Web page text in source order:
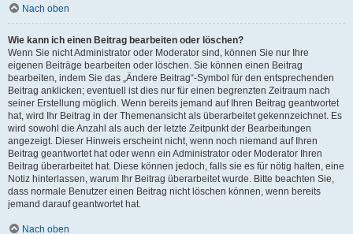
Nach oben
Wie kann ich einen Beitrag bearbeiten oder löschen?
Wenn Sie nicht Administrator oder Moderator sind, können Sie nur Ihre
eigenen Beiträge bearbeiten oder löschen. Sie können einen Beitrag
bearbeiten, indem Sie das „Ändere Beitrag“-Symbol für den entsprechenden
Beitrag anklicken; eventuell ist dies nur für einen begrenzten Zeitraum nach
seiner Erstellung möglich. Wenn bereits jemand auf Ihren Beitrag geantwortet
hat, wird Ihr Beitrag in der Themenansicht als überarbeitet gekennzeichnet. Es
wird sowohl die Anzahl als auch der letzte Zeitpunkt der Bearbeitungen
angezeigt. Dieser Hinweis erscheint nicht, wenn noch niemand auf Ihren
Beitrag geantwortet hat oder wenn ein Administrator oder Moderator Ihren
Beitrag überarbeitet hat. Diese können jedoch, falls sie es für nötig halten, eine
Notiz hinterlassen, warum Ihr Beitrag überarbeitet wurde. Bitte beachten Sie,
dass normale Benutzer einen Beitrag nicht löschen können, wenn bereits
jemand darauf geantwortet hat.
Nach oben